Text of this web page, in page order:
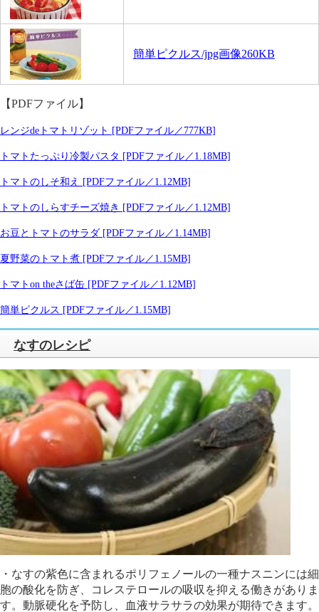
簡単ピクルス/jpg画像260KB
【PDFファイル】
レンジdeトマトリゾット [PDFファイル／777KB]
トマトたっぷり冷製パスタ [PDFファイル／1.18MB]
トマトのしそ和え [PDFファイル／1.12MB]
トマトのしらすチーズ焼き [PDFファイル／1.12MB]
お豆とトマトのサラダ [PDFファイル／1.14MB]
夏野菜のトマト煮 [PDFファイル／1.15MB]
トマトon theさば缶 [PDFファイル／1.12MB]
簡単ピクルス [PDFファイル／1.15MB]
なすのレシピ
・なすの紫色に含まれるポリフェノールの一種ナスニンには細
胞の酸化を防ぎ、コレステロールの吸収を抑える働きがありま
す。動脈硬化を予防し、血液サラサラの効果が期待できます。